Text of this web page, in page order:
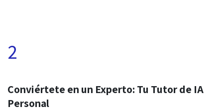
2
Conviértete en un Experto: Tu Tutor de IA
Personal